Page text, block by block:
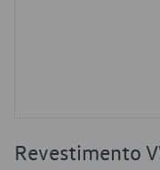
Revestimento